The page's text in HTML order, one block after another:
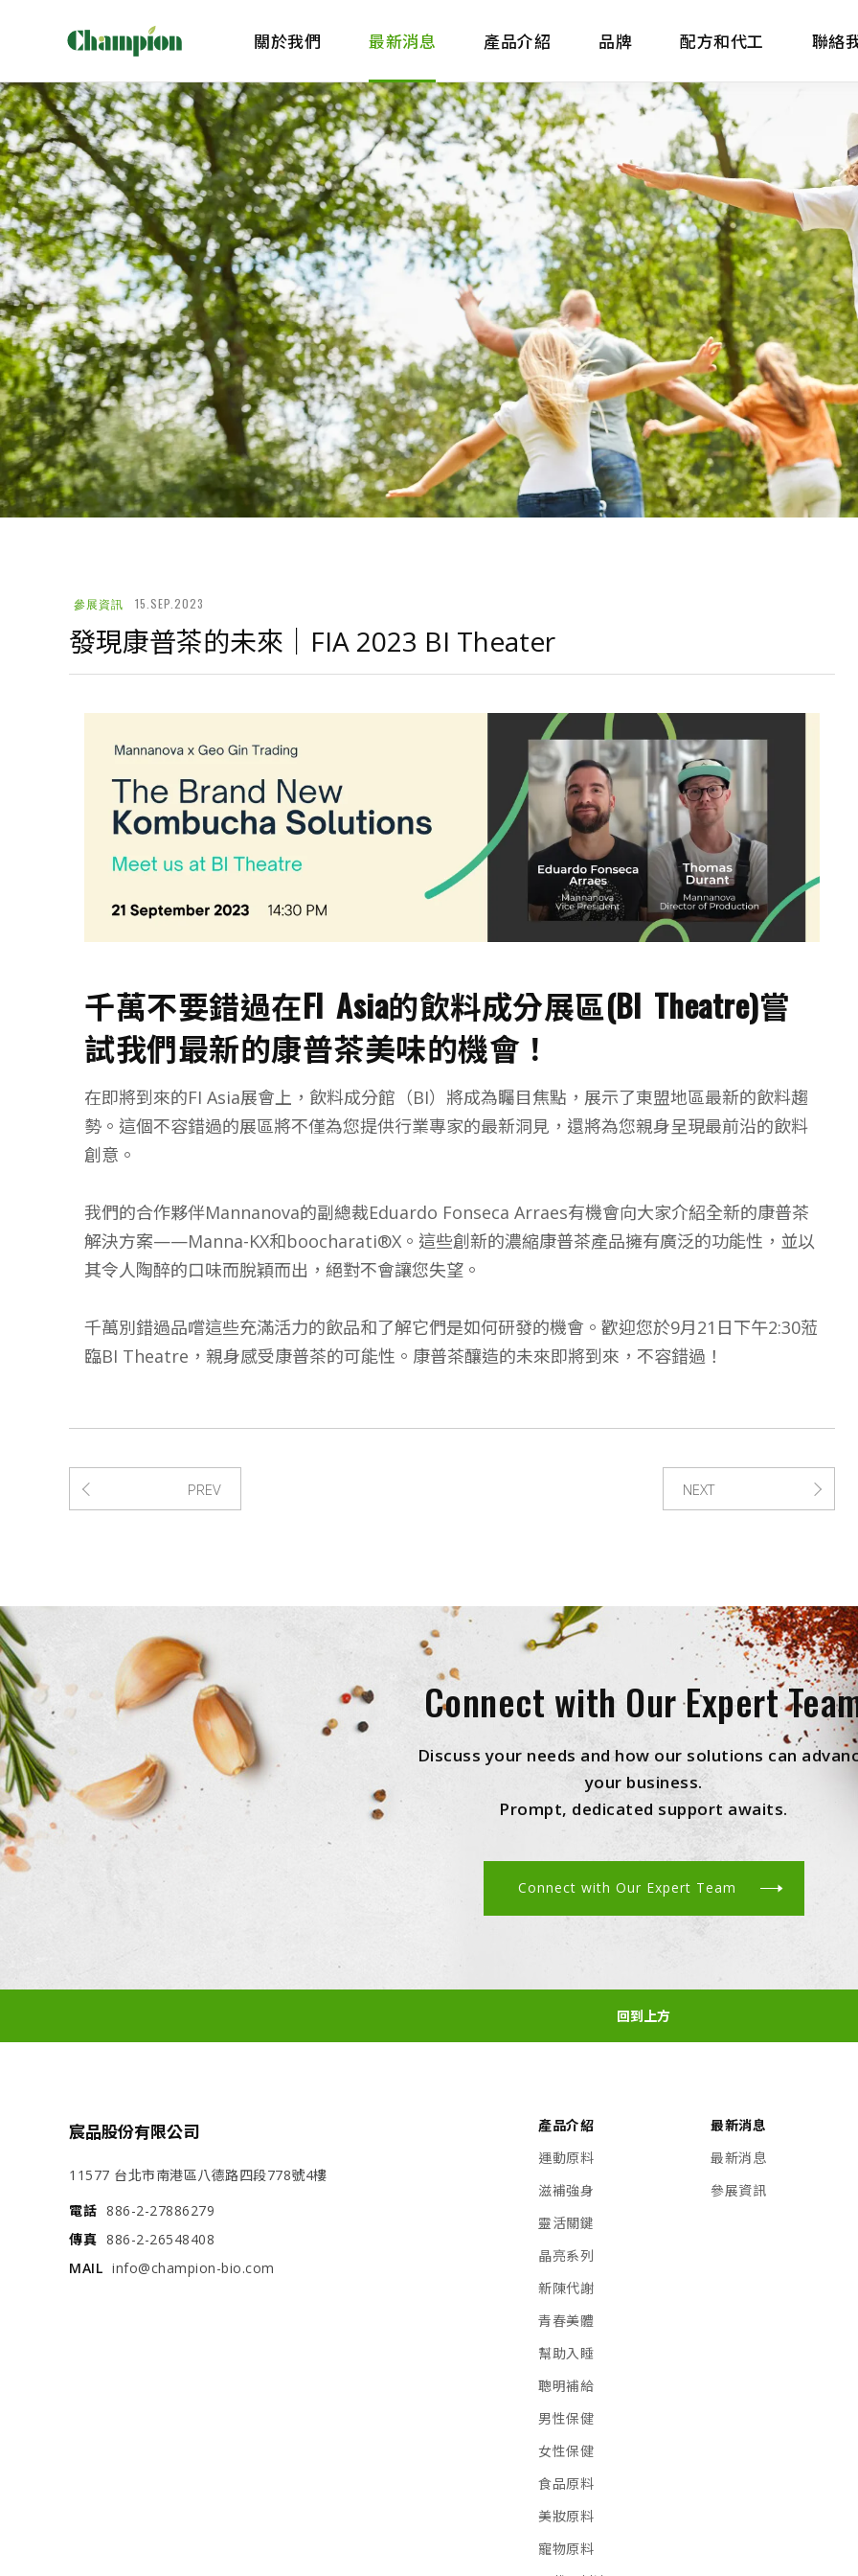
關於我們 最新消息 產品介紹 品牌 配方和代工 聯絡
參展資訊 15.SEP.2023
發現康普茶的未來｜FIA 2023 BI Theater
千萬不要錯過在FI Asia的飲料成分展區(BI Theatre)嘗
試我們最新的康普茶美味的機會！
在即將到來的FI Asia展會上，飲料成分館（BI）將成為矚目焦點，展示了東盟地區最新的飲料趨
勢。這個不容錯過的展區將不僅為您提供行業專家的最新洞見，還將為您親身呈現最前沿的飲料
創意。
我們的合作夥伴Mannanova的副總裁Eduardo Fonseca Arraes有機會向大家介紹全新的康普茶
解決方案——Manna-KX和boocharati®X。這些創新的濃縮康普茶產品擁有廣泛的功能性，並以
其令人陶醉的口味而脫穎而出，絕對不會讓您失望。
千萬別錯過品嚐這些充滿活力的飲品和了解它們是如何研發的機會。歡迎您於9月21日下午2:30蒞
臨BI Theatre，親身感受康普茶的可能性。康普茶釀造的未來即將到來，不容錯過！
PREV NEXT
Connect with Our Expert
Discuss your needs and how our solutions can
your business.
Prompt, dedicated support awaits.
Connect with Our Expert Team
回到上方
宸品股份有限公司
11577 台北市南港區八德路四段778號4樓
電話 886-2-27886279
傳真 886-2-26548408
MAIL info@champion-bio.com
產品介紹
運動原料
滋補強身
靈活關鍵
晶亮系列
新陳代謝
青春美體
幫助入睡
聰明補給
男性保健
女性保健
食品原料
美妝原料
寵物原料
最新消息
最新消息
參展資訊